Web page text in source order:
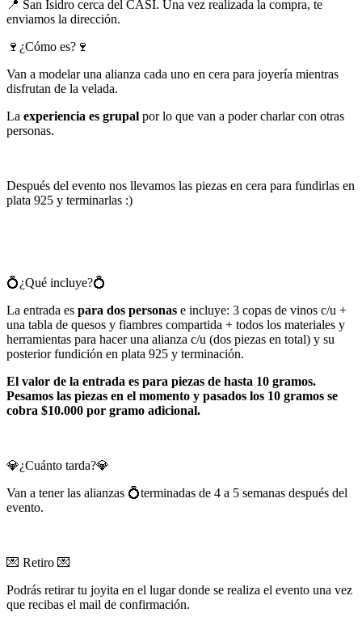
📍 San Isidro cerca del CASI. Una vez realizada la compra, te
enviamos la dirección.
🍷¿Cómo es?🍷
Van a modelar una alianza cada uno en cera para joyería mientras
disfrutan de la velada.
La experiencia es grupal por lo que van a poder charlar con otras
personas.
Después del evento nos llevamos las piezas en cera para fundirlas en
plata 925 y terminarlas :)
💍¿Qué incluye?💍
La entrada es para dos personas e incluye: 3 copas de vinos c/u +
una tabla de quesos y fiambres compartida + todos los materiales y
herramientas para hacer una alianza c/u (dos piezas en total) y su
posterior fundición en plata 925 y terminación.
El valor de la entrada es para piezas de hasta 10 gramos.
Pesamos las piezas en el momento y pasados los 10 gramos se
cobra $10.000 por gramo adicional.
💎¿Cuánto tarda?💎
Van a tener las alianzas 💍terminadas de 4 a 5 semanas después del
evento.
💌 Retiro 💌
Podrás retirar tu joyita en el lugar donde se realiza el evento una vez
que recibas el mail de confirmación.